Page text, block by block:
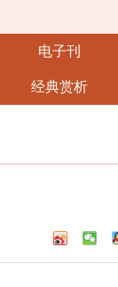
电子刊
经典赏析